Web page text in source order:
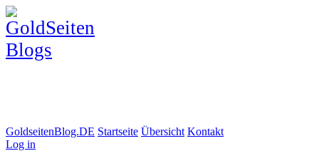
GoldseitenBlog.DE Startseite Übersicht Kontakt
Log in